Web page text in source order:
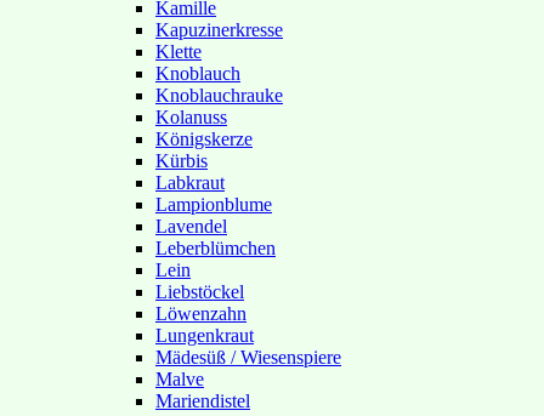
Kamille
Kapuzinerkresse
Klette
Knoblauch
Knoblauchrauke
Kolanuss
Königskerze
Kürbis
Labkraut
Lampionblume
Lavendel
Leberblümchen
Lein
Liebstöckel
Löwenzahn
Lungenkraut
Mädesüß / Wiesenspiere
Malve
Mariendistel